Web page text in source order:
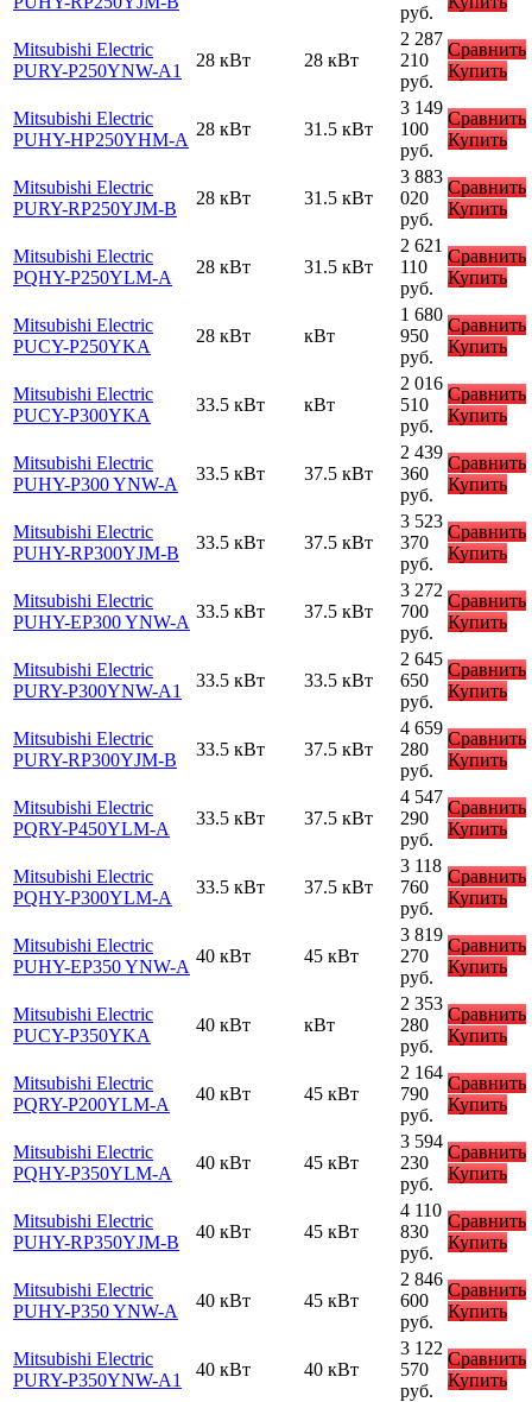
руб.
Mitsubishi Electric
PURY-P250YNW-A1
28 кВт 28 кВт
2 287
210
руб.
Сравнить
Купить
Mitsubishi Electric
PUHY-HP250YHM-A
28 кВт 31.5 кВт
3 149
100
руб.
Сравнить
Купить
Mitsubishi Electric
PURY-RP250YJM-B
28 кВт 31.5 кВт
3 883
020
руб.
Сравнить
Купить
Mitsubishi Electric
PQHY-P250YLM-A
28 кВт 31.5 кВт
2 621
110
руб.
Сравнить
Купить
Mitsubishi Electric
PUCY-P250YKA
28 кВт кВт
1 680
950
руб.
Сравнить
Купить
Mitsubishi Electric
PUCY-P300YKA
33.5 кВт кВт
2 016
510
руб.
Сравнить
Купить
Mitsubishi Electric
PUHY-P300 YNW-A
33.5 кВт 37.5 кВт
2 439
360
руб.
Сравнить
Купить
Mitsubishi Electric
PUHY-RP300YJM-B
33.5 кВт 37.5 кВт
3 523
370
руб.
Сравнить
Купить
Mitsubishi Electric
PUHY-EP300 YNW-A
33.5 кВт 37.5 кВт
3 272
700
руб.
Сравнить
Купить
Mitsubishi Electric
PURY-P300YNW-A1
33.5 кВт 33.5 кВт
2 645
650
руб.
Сравнить
Купить
Mitsubishi Electric
PURY-RP300YJM-B
33.5 кВт 37.5 кВт
4 659
280
руб.
Сравнить
Купить
Mitsubishi Electric
PQRY-P450YLM-A
33.5 кВт 37.5 кВт
4 547
290
руб.
Сравнить
Купить
Mitsubishi Electric
PQHY-P300YLM-A
33.5 кВт 37.5 кВт
3 118
760
руб.
Сравнить
Купить
Mitsubishi Electric
PUHY-EP350 YNW-A
40 кВт 45 кВт
3 819
270
руб.
Сравнить
Купить
Mitsubishi Electric
PUCY-P350YKA
40 кВт кВт
2 353
280
руб.
Сравнить
Купить
Mitsubishi Electric
PQRY-P200YLM-A
40 кВт 45 кВт
2 164
790
руб.
Сравнить
Купить
Mitsubishi Electric
PQHY-P350YLM-A
40 кВт 45 кВт
3 594
230
руб.
Сравнить
Купить
Mitsubishi Electric
PUHY-RP350YJM-B
40 кВт 45 кВт
4 110
830
руб.
Сравнить
Купить
Mitsubishi Electric
PUHY-P350 YNW-A
40 кВт 45 кВт
2 846
600
руб.
Сравнить
Купить
Mitsubishi Electric
PURY-P350YNW-A1
40 кВт 40 кВт
3 122
570
руб.
Сравнить
Купить